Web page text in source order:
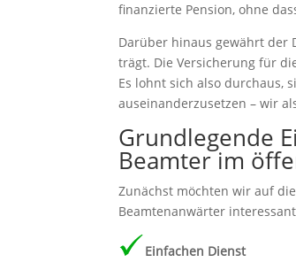
finanzierte Pension, ohne
Darüber hinaus gewährt der
trägt. Die Versicherung für
Es lohnt sich also durchaus,
auseinanderzusetzen – wir
Grundlegende
Beamter im
Zunächst möchten wir auf
Beamtenanwärter
Einfachen Dienst